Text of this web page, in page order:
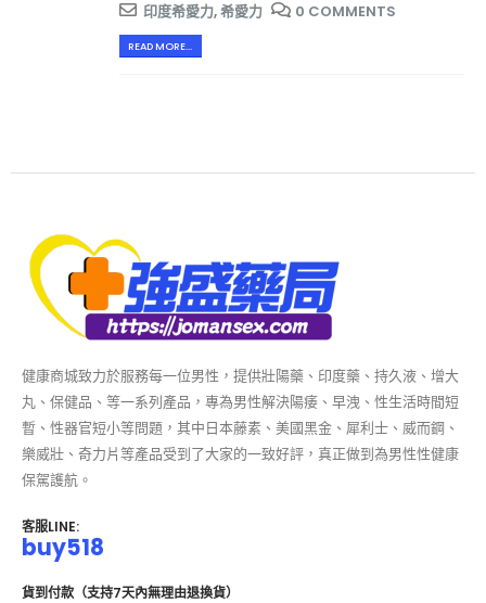
印度希愛力,希愛力 0 COMMENTS
READ MORE...
健康商城致力於服務每一位男性，提供壯陽藥、印度藥、持久液、增大
丸、保健品、等一系列產品，專為男性解決陽痿、早洩、性生活時間短
暫、性器官短小等問題，其中日本藤素、美國黑金、犀利士、威而鋼、
樂威壯、奇力片等產品受到了大家的一致好評，真正做到為男性性健康
保駕護航。
客服LINE:
buy518
貨到付款（支持7天內無理由退換貨）